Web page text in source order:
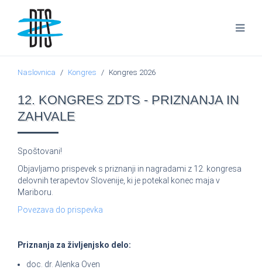
Naslovnica Kongres Kongres 2026
12. KONGRES ZDTS - PRIZNANJA IN
ZAHVALE
Spoštovani!
Objavljamo prispevek s priznanji in nagradami z 12. kongresa
delovnih terapevtov Slovenije, ki je potekal konec maja v
Mariboru.
Povezava do prispevka
Priznanja za življenjsko delo:
doc. dr. Alenka Oven